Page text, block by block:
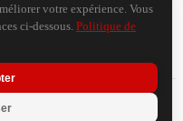
votre expérience. Vous
ci-dessous. Politique de